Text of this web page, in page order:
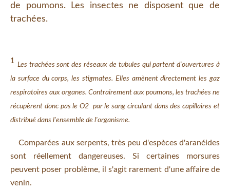
de poumons. Les insectes ne disposent que de
trachées.
1 Les trachées sont des réseaux de tubules qui partent d'ouvertures à
la surface du corps, les stigmates. Elles amènent directement les gaz
respiratoires aux organes. Contrairement aux poumons, les trachées ne
récupèrent donc pas le O2 par le sang circulant dans des capillaires et
distribué dans l'ensemble de l'organisme.
Comparées aux serpents, très peu d'espèces d'aranéides
sont réellement dangereuses. Si certaines morsures
peuvent poser problème, il s'agit rarement d'une affaire de
venin.